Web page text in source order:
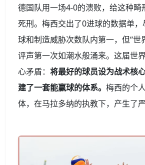
德国队用一场4-0的溃败，给这种畸
死刑。梅西交出了0进球的数据单
球和制造威胁次数队内第一，但“世
评声第一次如潮水般涌来。这届世
心矛盾： 将最好的球员设为战术核
建了一套能赢球的体系。 梅西的个
体，在马拉多纳的执教下，产生了严